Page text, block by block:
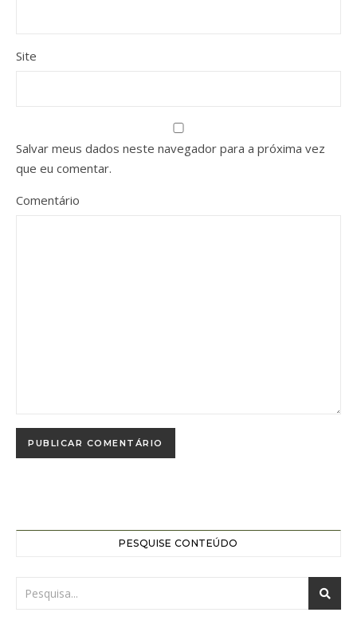
Site
Salvar meus dados neste navegador para a próxima vez
que eu comentar.
Comentário
PESQUISE CONTEÚDO